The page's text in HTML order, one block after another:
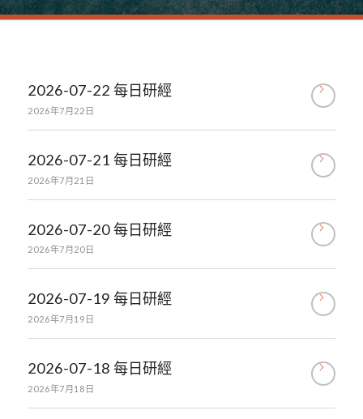
2026-07-22 每日研經
2026年7月22日
2026-07-21 每日研經
2026年7月21日
2026-07-20 每日研經
2026年7月20日
2026-07-19 每日研經
2026年7月19日
2026-07-18 每日研經
2026年7月18日